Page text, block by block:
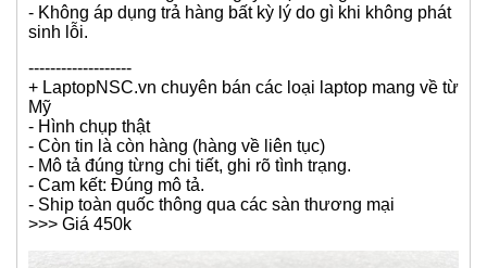
không có kỹ năng này vui lòng không tự ý thay thế, nên
mang ra tiệm sửa chữa nhờ họ thay và trả phí.
online cũng như trực tiếp.
+ Về bảo hành
- Bàn phím được tháo ra từ máy laptop đang sử dụng
- Đã được test kiểm tra chạy thử rất kỹ
- Chỉ bảo hành mạch phím (Không bảo hành mạch led -
đèn bàn phím)
- Không bảo hành phím bung hoặc gẫy hoặc móp méo
hoặc rách hoặc vào chất lỏng.
- Không áp dụng trả hàng bất kỳ lý do gì khi không phát